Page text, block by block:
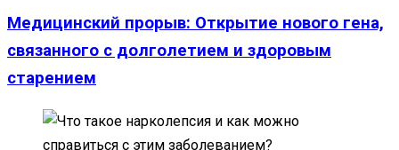
Медицинский прорыв: Открытие нового гена,
связанного с долголетием и здоровым
старением